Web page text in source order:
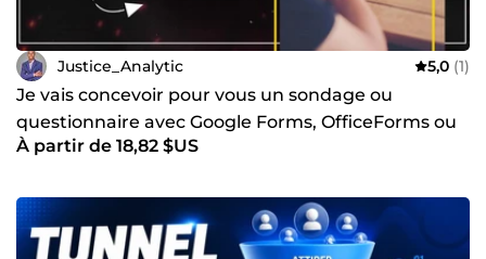
Justice_Analytic 5,0 (1)
Je vais concevoir pour vous un sondage ou
questionnaire avec Google Forms, OfficeForms ou
KoboCollect
À partir de 18,82 $US